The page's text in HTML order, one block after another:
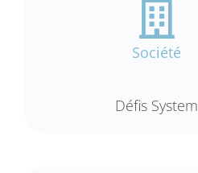
Société
Défis System